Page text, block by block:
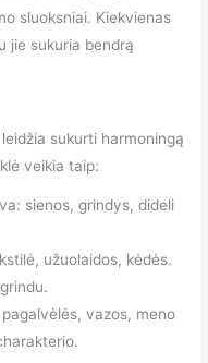
sluoksniai. Kiekvienas
jie sukuria bendrą
leidžia sukurti harmoningą
veikia taip:
sienos, grindys, dideli
užuolaidos, kėdės.
vazos, meno